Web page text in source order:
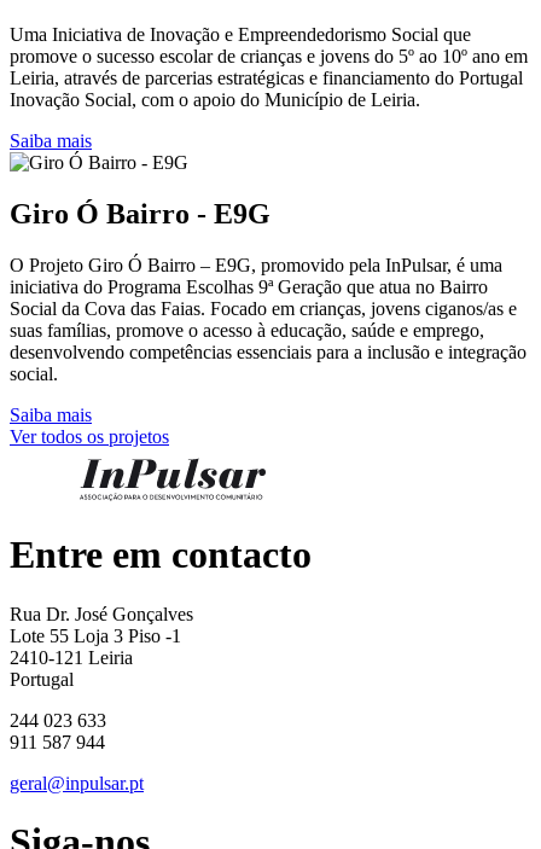
Uma Iniciativa de Inovação e Empreendedorismo Social que
promove o sucesso escolar de crianças e jovens do 5º ao 10º ano em
Leiria, através de parcerias estratégicas e financiamento do Portugal
Inovação Social, com o apoio do Município de Leiria.
Saiba mais
Giro Ó Bairro - E9G
O Projeto Giro Ó Bairro – E9G, promovido pela InPulsar, é uma
iniciativa do Programa Escolhas 9ª Geração que atua no Bairro
Social da Cova das Faias. Focado em crianças, jovens ciganos/as e
suas famílias, promove o acesso à educação, saúde e emprego,
desenvolvendo competências essenciais para a inclusão e integração
social.
Saiba mais
Ver todos os projetos
Entre em contacto
Rua Dr. José Gonçalves
Lote 55 Loja 3 Piso -1
2410-121 Leiria
Portugal
244 023 633
911 587 944
geral@inpulsar.pt